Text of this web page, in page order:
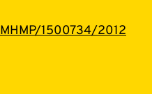
1500734/2012